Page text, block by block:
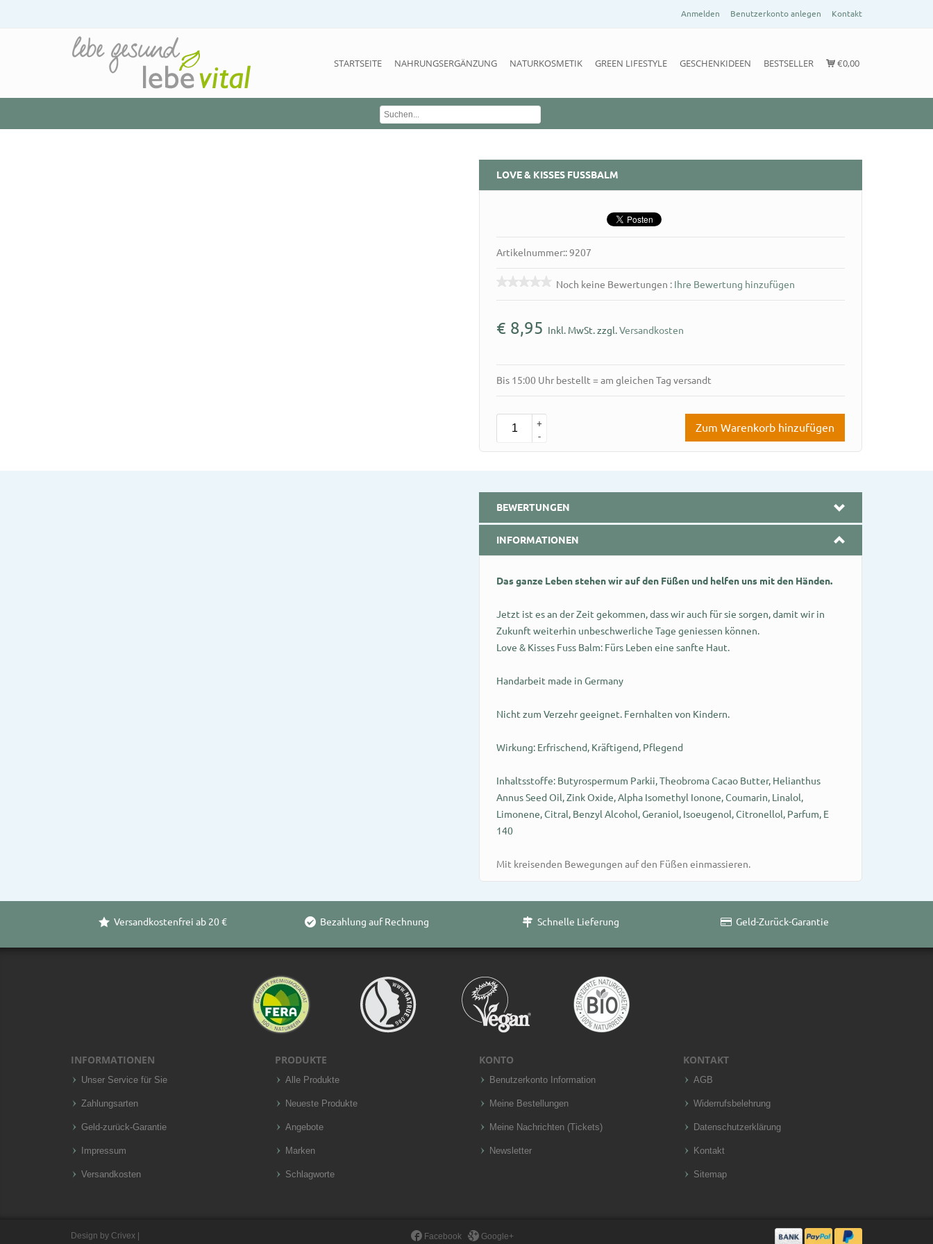
Anmelden Benutzerkonto anlegen Kontakt
STARTSEITE NAHRUNGSERGÄNZUNG NATURKOSMETIK GREEN LIFESTYLE GESCHENKIDEEN BESTSELLER €0,00
LOVE & KISSES FUSSBALM
Artikelnummer:: 9207
Noch keine Bewertungen : Ihre Bewertung hinzufügen
€ 8,95 Inkl. MwSt. zzgl.Versandkosten
Bis 15:00 Uhr bestellt = am gleichen Tag versandt
+
-
Zum Warenkorb hinzufügen
BEWERTUNGEN
INFORMATIONEN
Das ganze Leben stehen wir auf den Füßen und helfen uns mit den Händen.
Jetzt ist es an der Zeit gekommen, dass wir auch für sie sorgen, damit wir in
Zukunft weiterhin unbeschwerliche Tage geniessen können.
Love & Kisses Fuss Balm: Fürs Leben eine sanfte Haut.
Handarbeit made in Germany
Nicht zum Verzehr geeignet. Fernhalten von Kindern.
Wirkung: Erfrischend, Kräftigend, Pflegend
Inhaltsstoffe: Butyrospermum Parkii, Theobroma Cacao Butter, Helianthus
Annus Seed Oil, Zink Oxide, Alpha Isomethyl Ionone, Coumarin, Linalol,
Limonene, Citral, Benzyl Alcohol, Geraniol, Isoeugenol, Citronellol, Parfum, E
140
Mit kreisenden Bewegungen auf den Füßen einmassieren.
Versandkostenfrei ab 20 € Bezahlung auf Rechnung Schnelle Lieferung Geld-Zurück-Garantie
INFORMATIONEN
Unser Service für Sie
Zahlungsarten
Geld-zurück-Garantie
Impressum
Versandkosten
PRODUKTE
Alle Produkte
Neueste Produkte
Angebote
Marken
Schlagworte
KONTO
Benutzerkonto Information
Meine Bestellungen
Meine Nachrichten (Tickets)
Newsletter
KONTAKT
AGB
Widerrufsbelehrung
Datenschutzerklärung
Kontakt
Sitemap
Design by Crivex Facebook Google+